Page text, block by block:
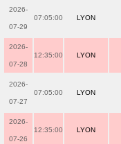
2026-
07-29
07:05:00 LYON
2026-
07-28
12:35:00 LYON
2026-
07-27
07:05:00 LYON
2026-
07-26
12:35:00 LYON